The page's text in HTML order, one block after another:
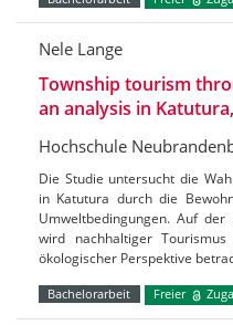
Nele Lange
Township tourism
an analysis in
Hochschule
Die Studie untersucht die
in Katutura durch die
Umweltbedingungen. Auf der
wird nachhaltiger
ökologischer Perspektive
Bachelorarbeit Freier